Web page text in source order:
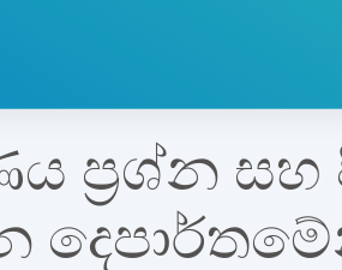
ප්‍රශ්න සහ